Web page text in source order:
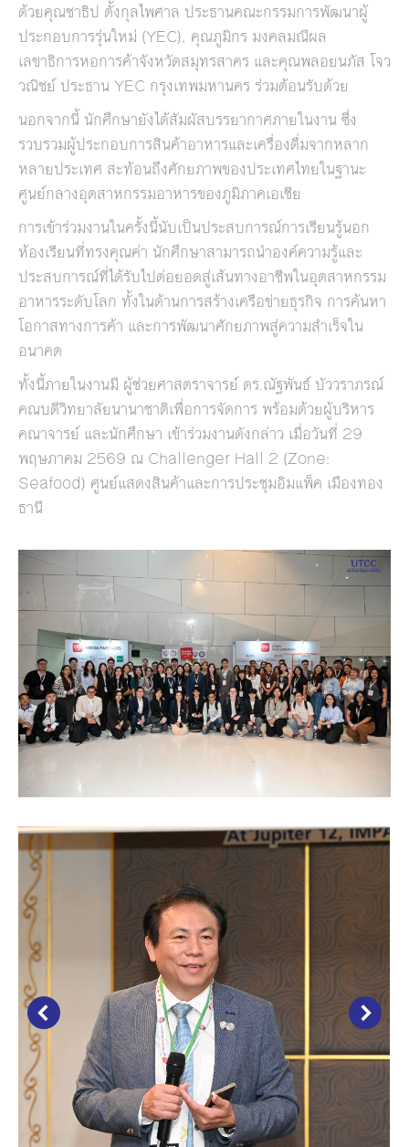
ด้วยคุณชาธิป ตั้งกุลไพศาล ประธานคณะกรรมการพัฒนาผู้
ประกอบการรุ่นใหม่ (YEC), คุณภูมิกร มงคลมณีผล
เลขาธิการหอการค้าจังหวัดสมุทรสาคร และคุณพลอยนภัส โจว
วณิชย์ ประธาน YEC กรุงเทพมหานคร ร่วมต้อนรับด้วย
นอกจากนี้ นักศึกษายังได้สัมผัสบรรยากาศภายในงาน ซึ่ง
รวบรวมผู้ประกอบการสินค้าอาหารและเครื่องดื่มจากหลาก
หลายประเทศ สะท้อนถึงศักยภาพของประเทศไทยในฐานะ
ศูนย์กลางอุตสาหกรรมอาหารของภูมิภาคเอเชีย
การเข้าร่วมงานในครั้งนี้นับเป็นประสบการณ์การเรียนรู้นอก
ห้องเรียนที่ทรงคุณค่า นักศึกษาสามารถนำองค์ความรู้และ
ประสบการณ์ที่ได้รับไปต่อยอดสู่เส้นทางอาชีพในอุตสาหกรรม
อาหารระดับโลก ทั้งในด้านการสร้างเครือข่ายธุรกิจ การค้นหา
โอกาสทางการค้า และการพัฒนาศักยภาพสู่ความสำเร็จใน
อนาคต
ทั้งนี้ภายในงานมี ผู้ช่วยศาสตราจารย์ ดร.ณัฐพันธ์ บัววราภรณ์
คณบดีวิทยาลัยนานาชาติเพื่อการจัดการ พร้อมด้วยผู้บริหาร
คณาจารย์ และนักศึกษา เข้าร่วมงานดังกล่าว เมื่อวันที่ 29
พฤษภาคม 2569 ณ Challenger Hall 2 (Zone:
Seafood) ศูนย์แสดงสินค้าและการประชุมอิมแพ็ค เมืองทอง
ธานี